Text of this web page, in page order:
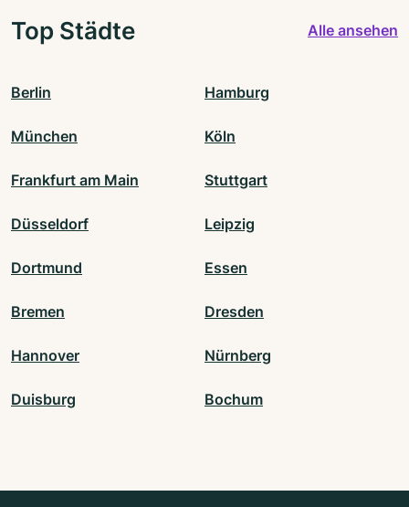
Top Städte Alle ansehen
Berlin Hamburg
München Köln
Frankfurt am Main Stuttgart
Düsseldorf Leipzig
Dortmund Essen
Bremen Dresden
Hannover Nürnberg
Duisburg Bochum